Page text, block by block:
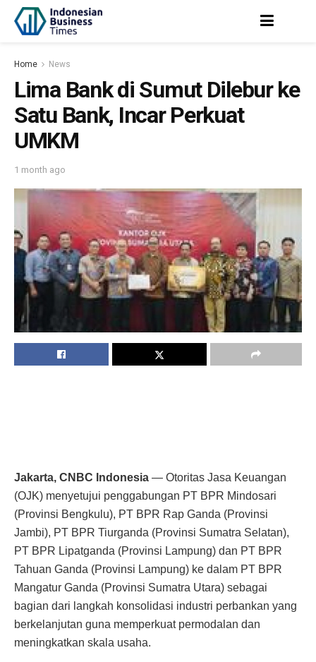
Home News
Lima Bank di Sumut Dilebur ke
Satu Bank, Incar Perkuat
UMKM
1 month ago
Jakarta, CNBC Indonesia — Otoritas Jasa Keuangan
(OJK) menyetujui penggabungan PT BPR Mindosari
(Provinsi Bengkulu), PT BPR Rap Ganda (Provinsi
Jambi), PT BPR Tiurganda (Provinsi Sumatra Selatan),
PT BPR Lipatganda (Provinsi Lampung) dan PT BPR
Tahuan Ganda (Provinsi Lampung) ke dalam PT BPR
Mangatur Ganda (Provinsi Sumatra Utara) sebagai
bagian dari langkah konsolidasi industri perbankan yang
berkelanjutan guna memperkuat permodalan dan
meningkatkan skala usaha.